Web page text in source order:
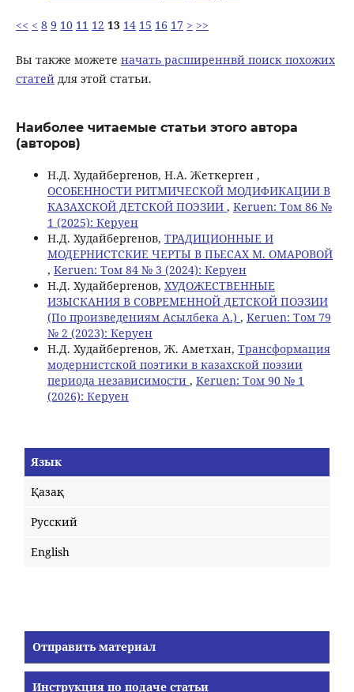
<< < 8 9 10 11 12 13 14 15 16 17 > >>
Вы также можете начать расширеннвй поиск похожих
статейдля этой статьи.
Наиболее читаемые статьи этого автора
(авторов)
Н.Д. Худайбергенов, Н.А. Жеткерген ,
ОСОБЕННОСТИ РИТМИЧЕСКОЙ МОДИФИКАЦИИ В
КАЗАХСКОЙ ДЕТСКОЙ ПОЭЗИИ , Keruen: Том 86 №
1 (2025): Керуен
Н.Д. Худайбергенов, ТРАДИЦИОННЫЕ И
МОДЕРНИСТСКИЕ ЧЕРТЫ В ПЬЕСАХ М. ОМАРОВОЙ
, Keruen: Том 84 № 3 (2024): Керуен
Н.Д. Худайбергенов, ХУДОЖЕСТВЕННЫЕ
ИЗЫСКАНИЯ В СОВРЕМЕННОЙ ДЕТСКОЙ ПОЭЗИИ
(По произведениям Асылбека А.) , Keruen: Том 79
№ 2 (2023): Керуен
Н.Д. Худайбергенов, Ж. Аметхан, Трансформация
модернистской поэтики в казахской поэзии
периода независимости , Keruen: Том 90 № 1
(2026): Керуен
Язык
Қазақ
Русский
English
Отправить материал
Инструкция по подаче статьи